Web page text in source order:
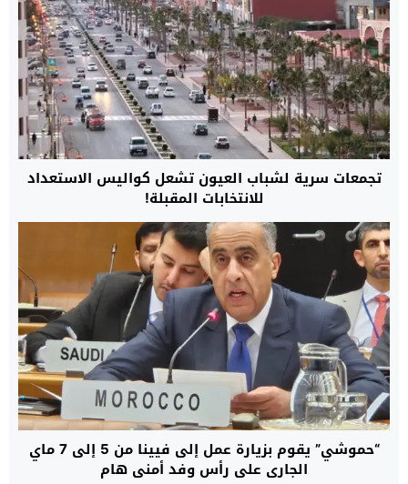
تجمعات سرية لشباب العيون تشعل كواليس الاستعداد
للانتخابات المقبلة!
“حموشي” يقوم بزيارة عمل إلى فيينا من 5 إلى 7 ماي
الجاري على رأس وفد أمني هام